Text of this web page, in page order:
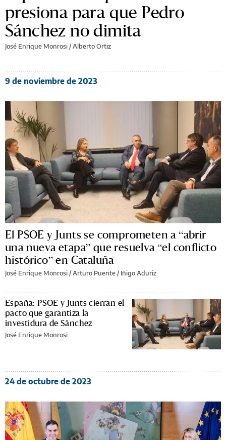
presiona para que Pedro
Sánchez no dimita
José Enrique Monrosi / Alberto Ortiz
9 de noviembre de 2023
El PSOE y Junts se comprometen a “abrir
una nueva etapa” que resuelva “el conflicto
histórico” en Cataluña
José Enrique Monrosi / Arturo Puente / Iñigo Aduriz
España: PSOE y Junts cierran el
pacto que garantiza la
investidura de Sánchez
José Enrique Monrosi
24 de octubre de 2023